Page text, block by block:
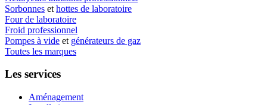
Sorbonnes et hottes de laboratoire
Four de laboratoire
Froid professionnel
Pompes à vide et générateurs de gaz
Toutes les marques
Les services
Aménagement